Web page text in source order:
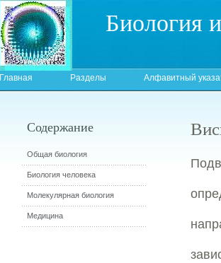
Биология
Главная Разделы Алфавитный
Содержание
Общая биология
Биология человека
Молекулярная биология
Медицина